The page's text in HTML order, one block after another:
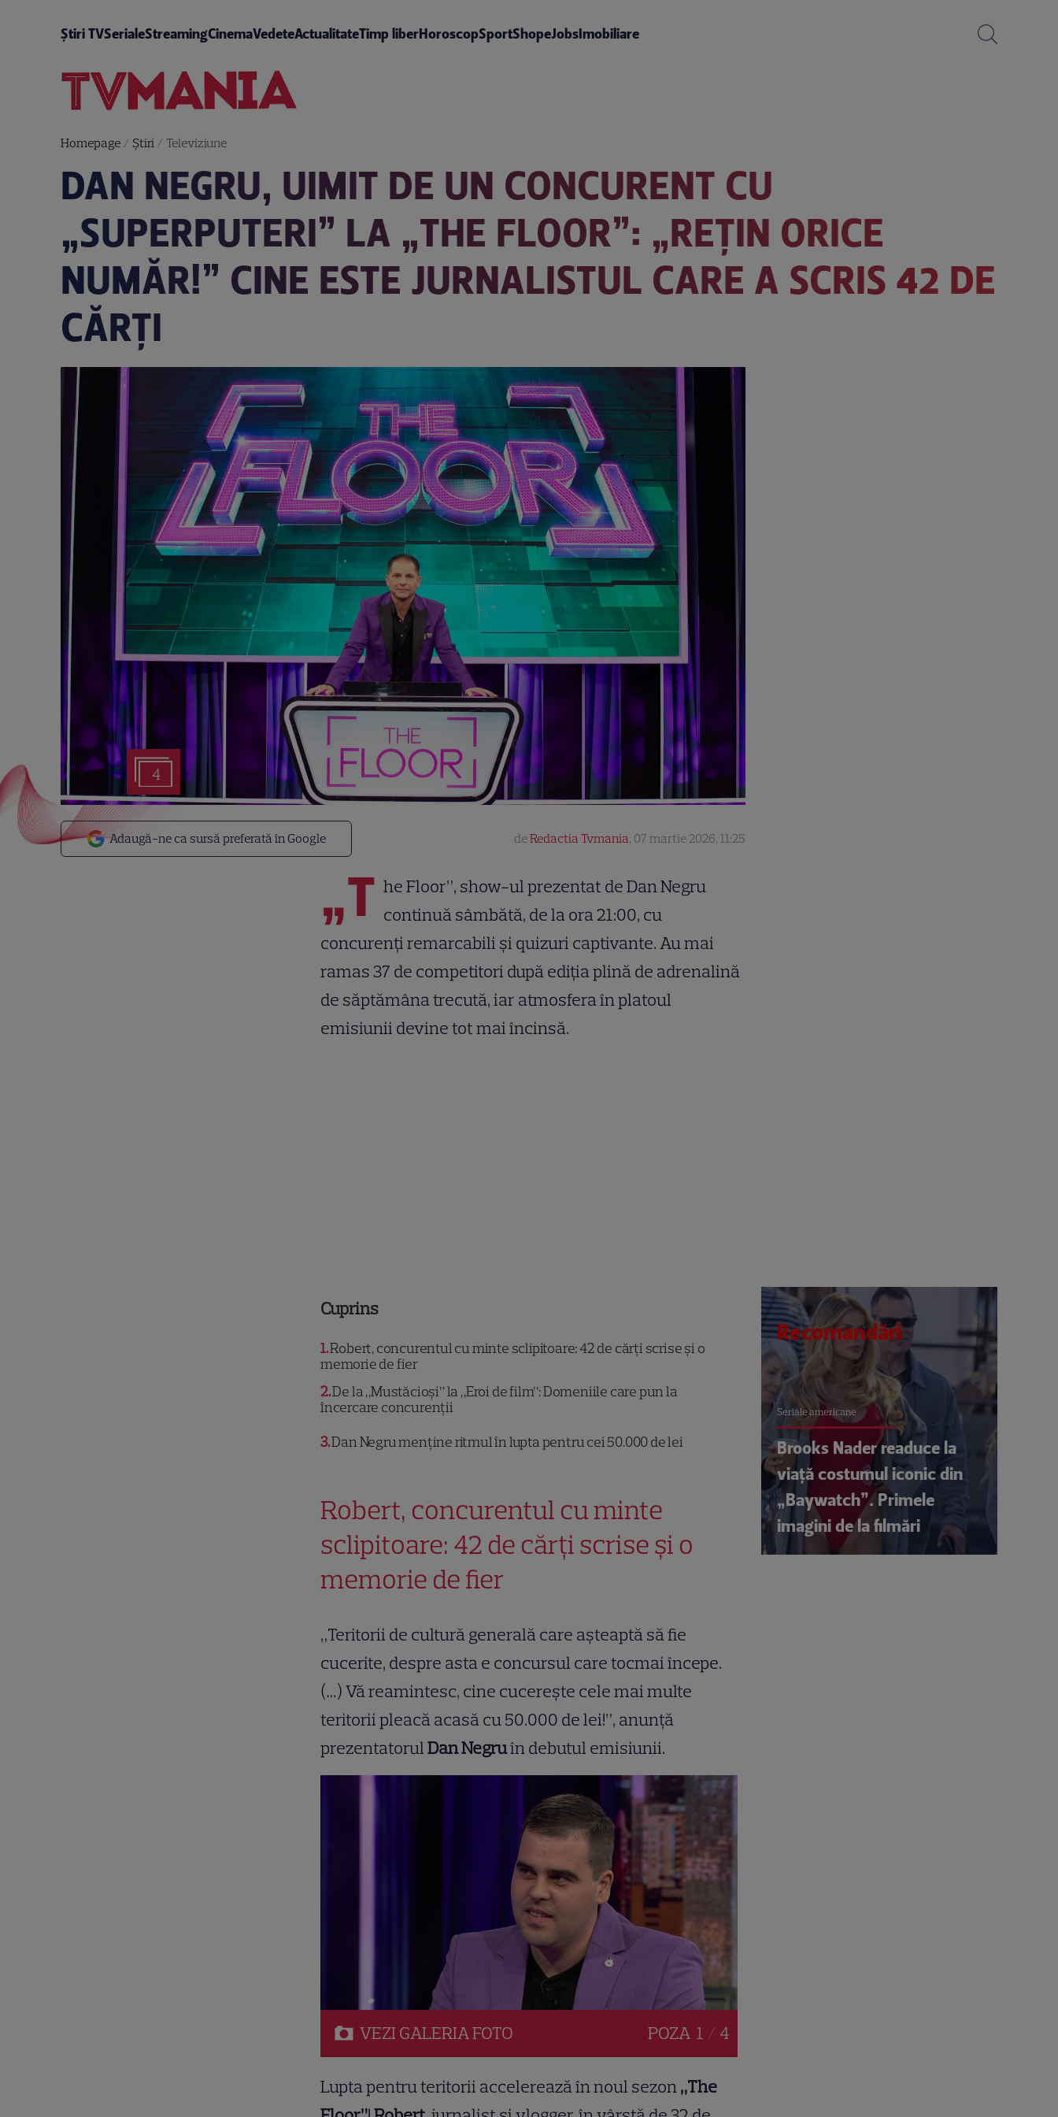
Știri TVSerialeStreamingCinemaVedeteActualitateTimp liberHoroscopSportShopeJobsImobiliare
Homepage/ Știri/ Televiziune
DAN NEGRU, UIMIT DE UN CONCURENT CU
„SUPERPUTERI” LA „THE FLOOR”: „REȚIN ORICE
NUMĂR!” CINE ESTE JURNALISTUL CARE A SCRIS 42 DE
CĂRȚI
4
Adaugă-ne ca sursă preferată în Google deRedactia Tvmania, 07 martie 2026, 11:25
„T he Floor”, show-ul prezentat de Dan Negru
continuă sâmbătă, de la ora 21:00, cu
concurenți remarcabili și quizuri captivante. Au mai
ramas 37 de competitori după ediția plină de adrenalină
de săptămâna trecută, iar atmosfera în platoul
emisiunii devine tot mai încinsă.
Cuprins
1Robert, concurentul cu minte sclipitoare: 42 de cărți scrise și o
memorie de fier
2De la „Mustăcioși” la „Eroi de film”: Domeniile care pun la
încercare concurenții
3Dan Negru menține ritmul în lupta pentru cei 50.000 de lei
Robert, concurentul cu minte
sclipitoare: 42 de cărți scrise și o
memorie de fier
„Teritorii de cultură generală care așteaptă să fie
cucerite, despre asta e concursul care tocmai începe.
(…) Vă reamintesc, cine cucerește cele mai multe
teritorii pleacă acasă cu 50.000 de lei!”, anunță
prezentatorulDan Negruîn debutul emisiunii.
VEZI GALERIAFOTO POZA 1 / 4
Lupta pentru teritorii accelerează în noul sezon„The
Recomandări
Seriale americane
Brooks Nader readuce la
viață costumul iconic din
„Baywatch”. Primele
imagini de la filmări